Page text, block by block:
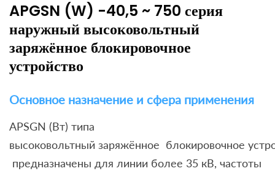
APGSN (W) -40,5 ~ 750 серия
наружный высоковольтный
заряжённое блокировочное
устройство
Основное назначение и сфера применения
APSGN (Вт) типа
высоковольтный заряжённое блокировочное
предназначены для линии более 35 кВ, частоты